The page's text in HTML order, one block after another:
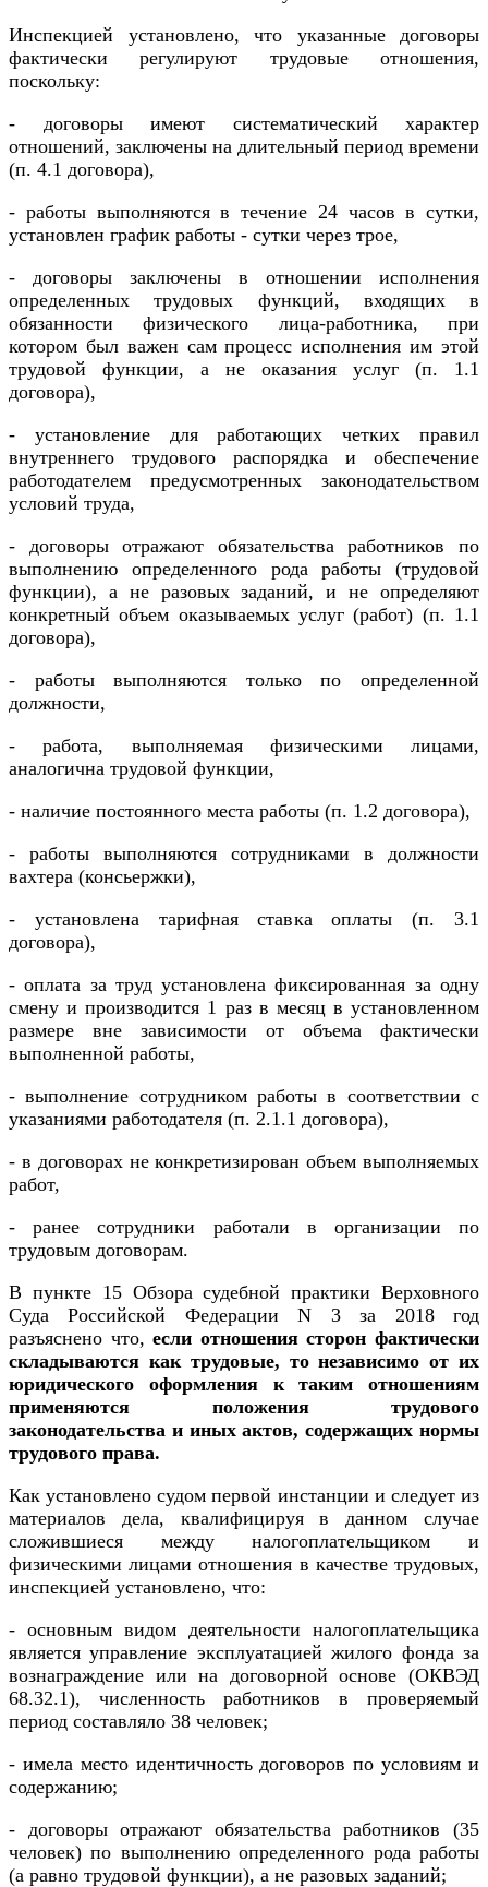
Инспекцией установлено, что указанные договоры
фактически регулируют трудовые отношения,
поскольку:
- договоры имеют систематический характер
отношений, заключены на длительный период времени
(п. 4.1 договора),
- работы выполняются в течение 24 часов в сутки,
установлен график работы - сутки через трое,
- договоры заключены в отношении исполнения
определенных трудовых функций, входящих в
обязанности физического лица-работника, при
котором был важен сам процесс исполнения им этой
трудовой функции, а не оказания услуг (п. 1.1
договора),
- установление для работающих четких правил
внутреннего трудового распорядка и обеспечение
работодателем предусмотренных законодательством
условий труда,
- договоры отражают обязательства работников по
выполнению определенного рода работы (трудовой
функции), а не разовых заданий, и не определяют
конкретный объем оказываемых услуг (работ) (п. 1.1
договора),
- работы выполняются только по определенной
должности,
- работа, выполняемая физическими лицами,
аналогична трудовой функции,
- наличие постоянного места работы (п. 1.2 договора),
- работы выполняются сотрудниками в должности
вахтера (консьержки),
- установлена тарифная ставка оплаты (п. 3.1
договора),
- оплата за труд установлена фиксированная за одну
смену и производится 1 раз в месяц в установленном
размере вне зависимости от объема фактически
выполненной работы,
- выполнение сотрудником работы в соответствии с
указаниями работодателя (п. 2.1.1 договора),
- в договорах не конкретизирован объем выполняемых
работ,
- ранее сотрудники работали в организации по
трудовым договорам.
В пункте 15 Обзора судебной практики Верховного
Суда Российской Федерации N 3 за 2018 год
разъяснено что,если отношения сторон фактически
складываются как трудовые, то независимо от их
юридического оформления к таким отношениям
применяются положения трудового
законодательства и иных актов, содержащих нормы
трудового права.
Как установлено судом первой инстанции и следует из
материалов дела, квалифицируя в данном случае
сложившиеся между налогоплательщиком и
физическими лицами отношения в качестве трудовых,
инспекцией установлено, что:
- основным видом деятельности налогоплательщика
является управление эксплуатацией жилого фонда за
вознаграждение или на договорной основе (ОКВЭД
68.32.1), численность работников в проверяемый
период составляло 38 человек;
- имела место идентичность договоров по условиям и
содержанию;
- договоры отражают обязательства работников (35
человек) по выполнению определенного рода работы
(а равно трудовой функции), а не разовых заданий;